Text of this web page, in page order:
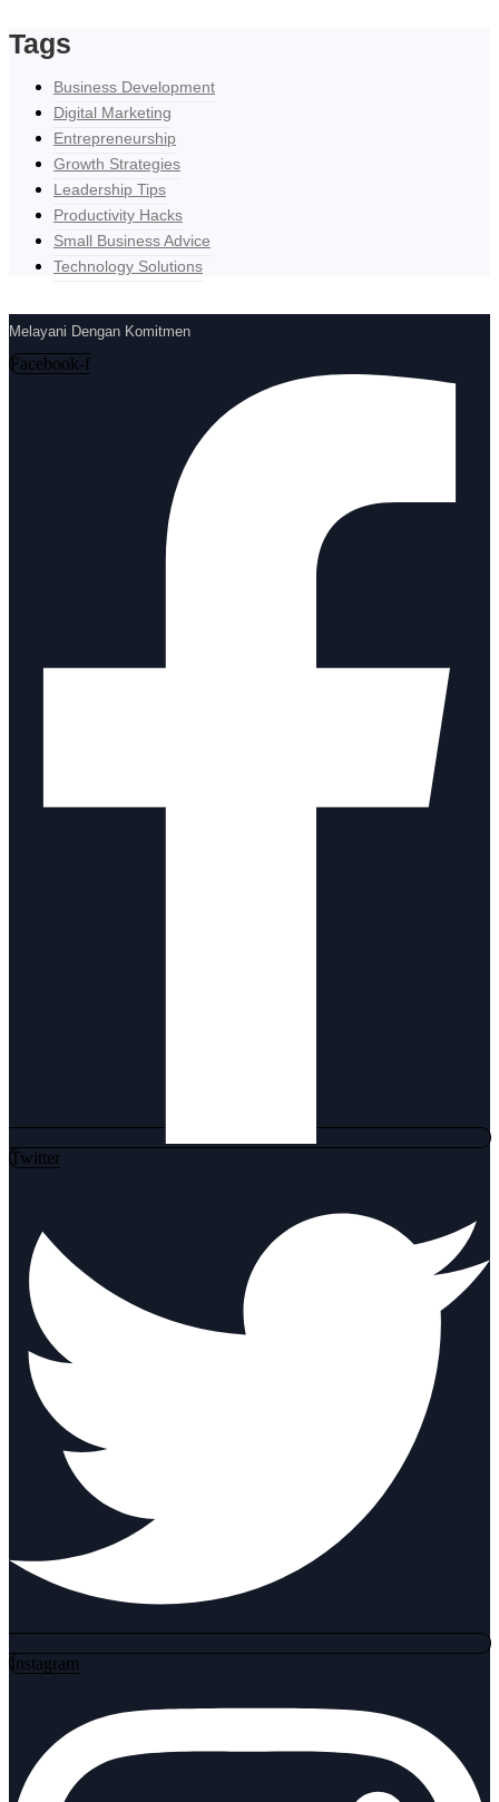
Tags
Business Development
Digital Marketing
Entrepreneurship
Growth Strategies
Leadership Tips
Productivity Hacks
Small Business Advice
Technology Solutions
Melayani Dengan Komitmen
Facebook-f
Twitter
Instagram